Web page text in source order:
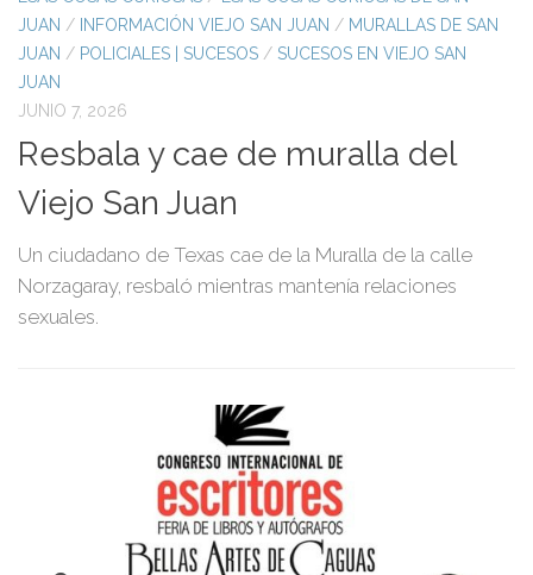
JUAN / INFORMACIÓN VIEJO SAN JUAN / MURALLAS DE SAN
JUAN / POLICIALES | SUCESOS / SUCESOS EN VIEJO SAN
JUAN
JUNIO 7, 2026
Resbala y cae de muralla del
Viejo San Juan
Un ciudadano de Texas cae de la Muralla de la calle
Norzagaray, resbaló mientras mantenía relaciones
sexuales.